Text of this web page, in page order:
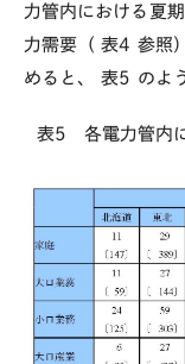
力管内における夏
力需要（表4 参照
めると、表5 のよ
表5 各電力管内